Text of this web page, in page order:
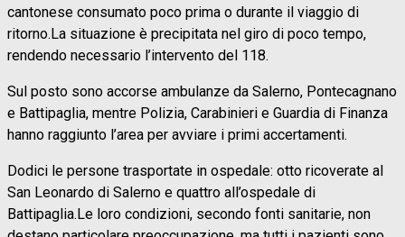
cantonese consumato poco prima o durante il viaggio di
ritorno.La situazione è precipitata nel giro di poco tempo,
rendendo necessario l’intervento del 118.
Sul posto sono accorse ambulanze da Salerno, Pontecagnano
e Battipaglia, mentre Polizia, Carabinieri e Guardia di Finanza
hanno raggiunto l’area per avviare i primi accertamenti.
Dodici le persone trasportate in ospedale: otto ricoverate al
San Leonardo di Salerno e quattro all’ospedale di
Battipaglia.Le loro condizioni, secondo fonti sanitarie, non